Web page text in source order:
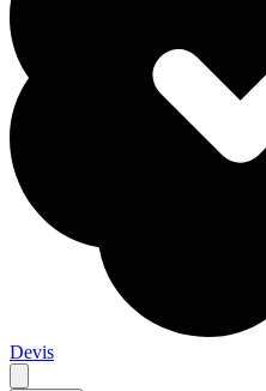
Devis